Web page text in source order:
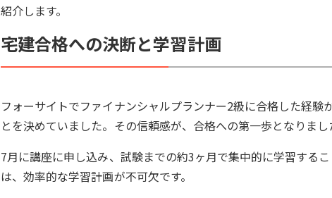
紹介します。
宅建合格への決断と学習計画
フォーサイトでファイナンシャルプランナー2級に合格した経験
とを決めていました。その信頼感が、合格への第一歩となりまし
7月に講座に申し込み、試験までの約3ヶ月で集中的に学習する
は、効率的な学習計画が不可欠です。